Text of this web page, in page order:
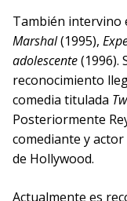
También intervino
Marshal(1995),
adolescente(1996).
reconocimiento
comedia titulada
Posteriormente
comediante y
de Hollywood.
Actualmente es